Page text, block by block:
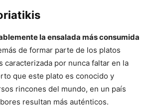
la ensalada más consumida
de formar parte de los platos
caracterizada por nunca faltar en la
que este plato es conocido y
rincones del mundo, en un país
resultan más auténticos.